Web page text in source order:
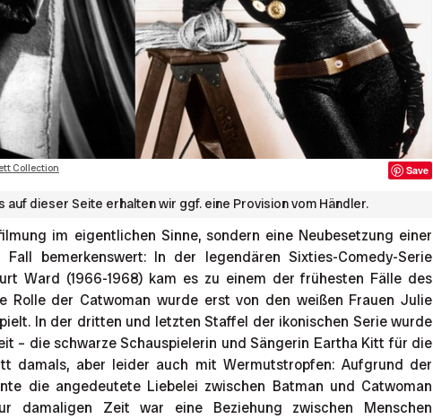
Collection Save
auf dieser Seite erhalten wir ggf. eine Provision vom Händler.
im eigentlichen Sinne, sondern eine Neubesetzung einer
bemerkenswert: In der legendären Sixties-Comedy-Serie
Ward (1966-1968) kam es zu einem der frühesten Fälle des
Rolle der Catwoman wurde erst von den weißen Frauen Julie
In der dritten und letzten Staffel der ikonischen Serie wurde
– die schwarze Schauspielerin und Sängerin Eartha Kitt für die
damals, aber leider auch mit Wermutstropfen: Aufgrund der
die angedeutete Liebelei zwischen Batman und Catwoman
damaligen Zeit war eine Beziehung zwischen Menschen